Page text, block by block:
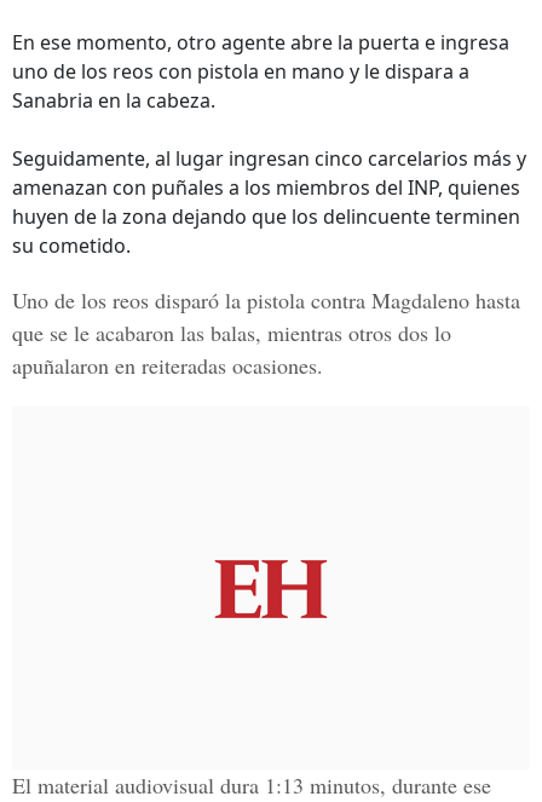
En ese momento, otro agente abre la puerta e ingresa
uno de los reos con pistola en mano y le dispara a
Sanabria en la cabeza.
Seguidamente, al lugar ingresan cinco carcelarios más y
amenazan con puñales a los miembros del INP, quienes
huyen de la zona dejando que los delincuente terminen
su cometido.
Uno de los reos disparó la pistola contra Magdaleno hasta
que se le acabaron las balas, mientras otros dos lo
apuñalaron en reiteradas ocasiones.
El material audiovisual dura 1:13 minutos, durante ese